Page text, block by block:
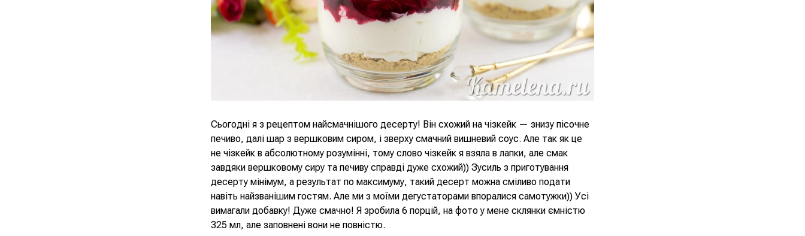
Сьогодні я з рецептом найсмачнішого десерту! Він схожий на чізкейк — знизу пісочне
печиво, далі шар з вершковим сиром, і зверху смачний вишневий соус. Але так як це
не чізкейк в абсолютному розумінні, тому слово чізкейк я взяла в лапки, але смак
завдяки вершковому сиру та печиву справді дуже схожий)) Зусиль з приготування
десерту мінімум, а результат по максимуму, такий десерт можна сміливо подати
навіть найзванішим гостям. Але ми з моїми дегустаторами впоралися самотужки)) Усі
вимагали добавку! Дуже смачно! Я зробила 6 порцій, на фото у мене склянки ємністю
325 мл, але заповнені вони не повністю.